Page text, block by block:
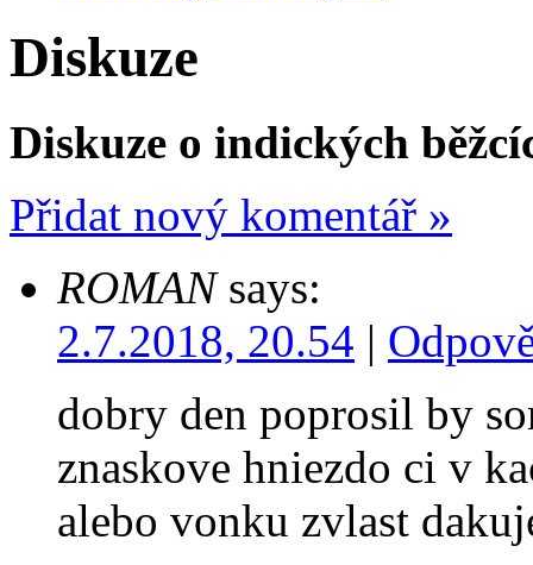
Diskuze
Diskuze o indických
Přidat nový komentář »
ROMAN says:
2.7.2018, 20.54 |
dobry den poprosil by
znaskove hniezdo ci v
alebo vonku zvlast